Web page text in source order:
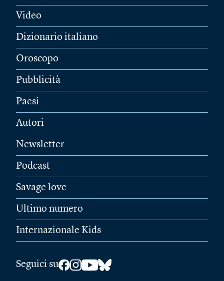
Video
Dizionario italiano
Oroscopo
Pubblicità
Paesi
Autori
Newsletter
Podcast
Savage love
Ultimo numero
Internazionale Kids
Seguici su